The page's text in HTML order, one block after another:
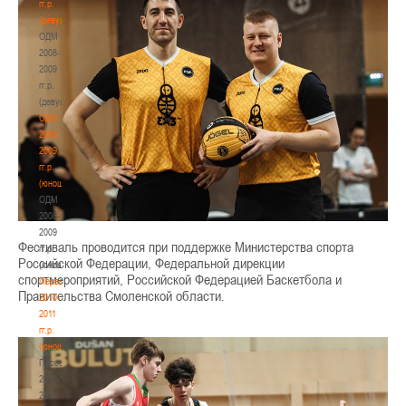
гг.р.
(девушки)
ОДМ
2008-
2009
гг.р.
(девушки)
ОДМ
2008-
2009
гг.р.
(юноши)
ОДМ
2008-
2009
гг.р.
(юноши)
Первенство
2010-
2011
гг.р.
(юноши)
Первенство
2010-
2011
Фестиваль проводится при поддержке Министерства спорта
Российской Федерации, Федеральной дирекции
спортмероприятий, Российской Федерацией Баскетбола и
Правительства Смоленской области.